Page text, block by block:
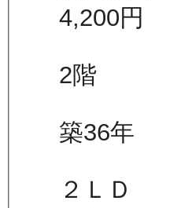
4,200円
2階
築36年
２ＬＤ